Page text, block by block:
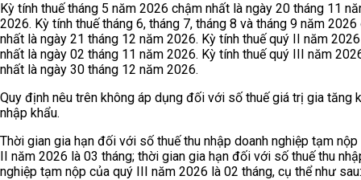
Kỳ tính thuế tháng 5 năm 2026 chậm nhất là ngày 20 tháng 11
2026. Kỳ tính thuế tháng 6, tháng 7, tháng 8 và tháng 9 năm 2026
nhất là ngày 21 tháng 12 năm 2026. Kỳ tính thuế quý II năm
nhất là ngày 02 tháng 11 năm 2026. Kỳ tính thuế quý III năm
nhất là ngày 30 tháng 12 năm 2026.
Quy định nêu trên không áp dụng đối với số thuế giá trị gia tăng
nhập khẩu.
Thời gian gia hạn đối với số thuế thu nhập doanh nghiệp tạm
II năm 2026 là 03 tháng; thời gian gia hạn đối với số thuế thu
nghiệp tạm nộp của quý III năm 2026 là 02 tháng, cụ thể như sau: